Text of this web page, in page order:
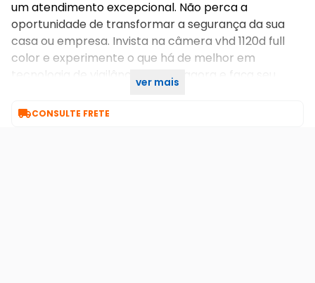
um atendimento excepcional. Não perca a
oportunidade de transformar a segurança da sua
casa ou empresa. Invista na câmera vhd 1120d full
color e experimente o que há de melhor em
tecnologia de vigilância! Clique agora e faça seu
ver mais
CONSULTE FRETE